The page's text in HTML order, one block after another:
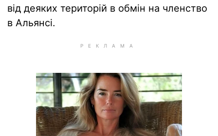
від деяких територій в обмін на членство
в Альянсі.